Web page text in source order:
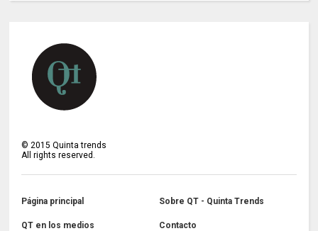
©2015 Quinta trends
All rights reserved.
Página principal Sobre QT - Quinta Trends
QT en los medios Contacto